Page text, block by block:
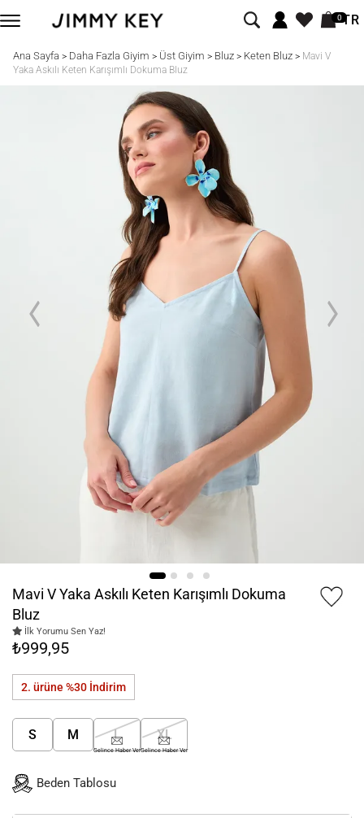
0TR
Ana Sayfa > Daha Fazla Giyim > Üst Giyim > Bluz> Keten Bluz> Mavi V
Yaka Askılı Keten Karışımlı Dokuma Bluz
Mavi V Yaka Askılı Keten Karışımlı Dokuma
Bluz
İlk Yorumu Sen Yaz!
₺999,95
2. ürüne %30 İndirim
S M L
Gelince Haber Ver
XL
Gelince Haber Ver
Beden Tablosu